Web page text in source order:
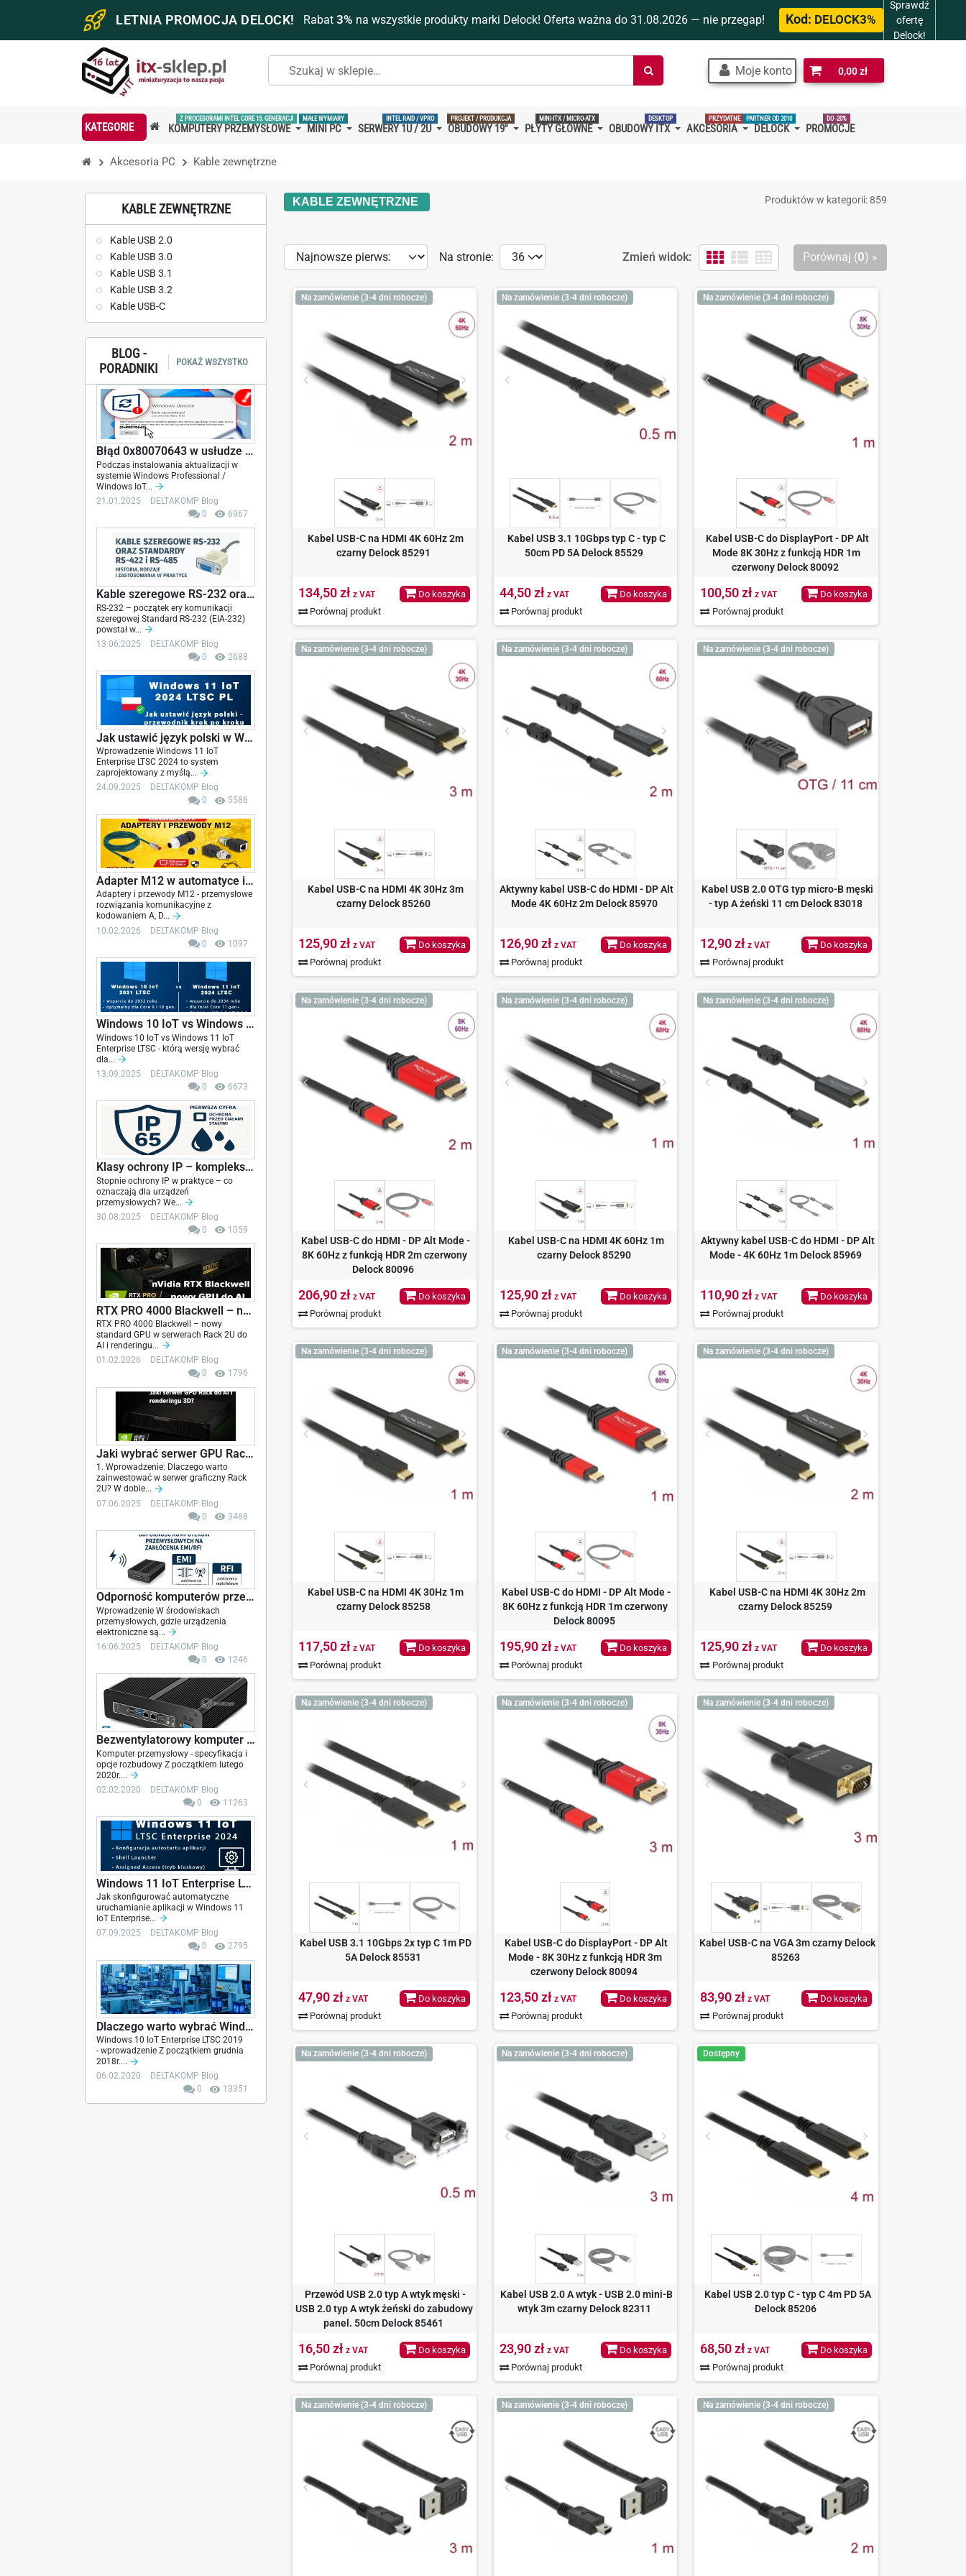
LETNIA PROMOCJA DELOCK! Rabat 3% na wszystkie produkty marki Delock! Oferta ważna do 31.08.2026 — nie przegap! Kod: DELOCK3%
Sprawdź
ofertę
Delock!
Szukaj
w
Moje konto 0,00 zł
KATEGORIE KOMPUTERY PRZEMYSŁOWE
Z PROCESORAMI INTEL CORE 15. GENERACJI
MINI PC
MAŁE WYMIARY
SERWERY 1U / 2U
INTEL RAID / VPRO
OBUDOWY 19''
PROJEKT / PRODUKCJA
PŁYTY GŁÓWNE
MINI-ITX / MICRO-ATX
OBUDOWY ITX
DESKTOP
AKCESORIA
PRZYDATNE
DELOCK
PARTNER OD 2010
PROMOCJE
DO -20%
Akcesoria PC Kable zewnętrzne
KABLE ZEWNĘTRZNE
Kable USB 2.0
Kable USB 3.0
Kable USB 3.1
Kable USB 3.2
Kable USB-C
BLOG -
PORADNIKI
POKAŻ WSZYSTKO
Błąd 0x80070643 w usłudze Windows Update -...
Podczas instalowania aktualizacji w
systemie Windows Professional /
Windows IoT...
21.01.2025
DELTAKOMP Blog
6967
0
Kable szeregowe RS-232 oraz standardy RS-422 i...
RS-232 – początek ery komunikacji
szeregowej Standard RS-232 (EIA-232)
powstał w...
13.06.2025
DELTAKOMP Blog
2688
0
Jak ustawić język polski w Windows 11 IoT LTSC...
Wprowadzenie Windows 11 IoT
Enterprise LTSC 2024 to system
zaprojektowany z myślą...
24.09.2025
DELTAKOMP Blog
5586
0
Adapter M12 w automatyce i sieciach...
Adaptery i przewody M12 - przemysłowe
rozwiązania komunikacyjne z
kodowaniem A, D...
10.02.2026
DELTAKOMP Blog
1097
0
Windows 10 IoT vs Windows 11 IoT Enterprise...
Windows 10 IoT vs Windows 11 IoT
Enterprise LTSC - którą wersję wybrać
dla...
13.09.2025
DELTAKOMP Blog
6673
0
Klasy ochrony IP – kompleksowy przewodnik z opisem
Stopnie ochrony IP w praktyce – co
oznaczają dla urządzeń
przemysłowych? We...
30.08.2025
DELTAKOMP Blog
1059
0
RTX PRO 4000 Blackwell – nowy standard GPU w...
RTX PRO 4000 Blackwell – nowy
standard GPU w serwerach Rack 2U do
AI i renderingu...
01.02.2026
DELTAKOMP Blog
1796
0
Jaki wybrać serwer GPU Rack do AI, renderingu...
1. Wprowadzenie: Dlaczego warto
zainwestować w serwer graficzny Rack
2U? W dobie...
07.06.2025
DELTAKOMP Blog
3468
0
Odporność komputerów przemysłowych na EMI/RFI –...
Wprowadzenie W środowiskach
przemysłowych, gdzie urządzenia
elektroniczne są...
16.06.2025
DELTAKOMP Blog
1246
0
Bezwentylatorowy komputer przemysłowy Core i3-9100
Komputer przemysłowy - specyfikacja i
opcje rozbudowy Z początkiem lutego
2020r....
02.02.2020
DELTAKOMP Blog
11263
0
Windows 11 IoT Enterprise LTSC 2024 -...
Jak skonfigurować automatyczne
uruchamianie aplikacji w Windows 11
IoT Enterprise...
07.09.2025
DELTAKOMP Blog
2795
0
Dlaczego warto wybrać Windows 10 IoT Enterprise...
Windows 10 IoT Enterprise LTSC 2019
- wprowadzenie Z początkiem grudnia
2018r....
06.02.2020
DELTAKOMP Blog
13351
0
KABLE ZEWNĘTRZNE Produktów w kategorii: 859
Porównaj (0) »
Zmień widok:
Sort
Na stronie:
Na zamówienie (3-4 dni robocze)
Kabel USB-C na HDMI 4K 60Hz 2m
czarny Delock 85291
134,50 zł z VAT
Porównaj produkt
Do koszyka
Na zamówienie (3-4 dni robocze)
Kabel USB 3.1 10Gbps typ C - typ C
50cm PD 5A Delock 85529
44,50 zł z VAT
Porównaj produkt
Do koszyka
Na zamówienie (3-4 dni robocze)
Kabel USB-C do DisplayPort - DP Alt
Mode 8K 30Hz z funkcją HDR 1m
czerwony Delock 80092
100,50 złz VAT
Porównaj produkt
Do koszyka
Na zamówienie (3-4 dni robocze)
Kabel USB-C na HDMI 4K 30Hz 3m
czarny Delock 85260
125,90 zł z VAT
Porównaj produkt
Do koszyka
Na zamówienie (3-4 dni robocze)
Aktywny kabel USB-C do HDMI - DP Alt
Mode 4K 60Hz 2m Delock 85970
126,90 zł z VAT
Porównaj produkt
Do koszyka
Na zamówienie (3-4 dni robocze)
Kabel USB 2.0 OTG typ micro-B męski
- typ A żeński 11 cm Delock 83018
12,90 złz VAT
Porównaj produkt
Do koszyka
Na zamówienie (3-4 dni robocze)
Kabel USB-C do HDMI - DP Alt Mode -
8K 60Hz z funkcją HDR 2m czerwony
Delock 80096
206,90 zł z VAT
Porównaj produkt
Do koszyka
Na zamówienie (3-4 dni robocze)
Kabel USB-C na HDMI 4K 60Hz 1m
czarny Delock 85290
125,90 zł z VAT
Porównaj produkt
Do koszyka
Na zamówienie (3-4 dni robocze)
Aktywny kabel USB-C do HDMI - DP Alt
Mode - 4K 60Hz 1m Delock 85969
110,90 złz VAT
Porównaj produkt
Do koszyka
Na zamówienie (3-4 dni robocze)
Kabel USB-C na HDMI 4K 30Hz 1m
czarny Delock 85258
117,50 zł z VAT
Porównaj produkt
Do koszyka
Na zamówienie (3-4 dni robocze)
Kabel USB-C do HDMI - DP Alt Mode -
8K 60Hz z funkcją HDR 1m czerwony
Delock 80095
195,90 zł z VAT
Porównaj produkt
Do koszyka
Na zamówienie (3-4 dni robocze)
Kabel USB-C na HDMI 4K 30Hz 2m
czarny Delock 85259
125,90 złz VAT
Porównaj produkt
Do koszyka
Na zamówienie (3-4 dni robocze)
Kabel USB 3.1 10Gbps 2x typ C 1m PD
5A Delock 85531
47,90 zł z VAT
Porównaj produkt
Do koszyka
Na zamówienie (3-4 dni robocze)
Kabel USB-C do DisplayPort - DP Alt
Mode - 8K 30Hz z funkcją HDR 3m
czerwony Delock 80094
123,50 zł z VAT
Porównaj produkt
Do koszyka
Na zamówienie (3-4 dni robocze)
Kabel USB-C na VGA 3m czarny Delock
85263
83,90 złz VAT
Porównaj produkt
Do koszyka
Na zamówienie (3-4 dni robocze)
Przewód USB 2.0 typ A wtyk męski -
USB 2.0 typ A wtyk żeński do zabudowy
panel. 50cm Delock 85461
16,50 zł z VAT
Porównaj produkt
Do koszyka
Na zamówienie (3-4 dni robocze)
Kabel USB 2.0 A wtyk - USB 2.0 mini-B
wtyk 3m czarny Delock 82311
23,90 zł z VAT
Porównaj produkt
Do koszyka
Dostępny
Kabel USB 2.0 typ C - typ C 4m PD 5A
Delock 85206
68,50 złz VAT
Porównaj produkt
Do koszyka
Na zamówienie (3-4 dni robocze) Na zamówienie (3-4 dni robocze) Na zamówienie (3-4 dni robocze)